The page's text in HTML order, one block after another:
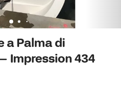
a Palma di
Impression 434